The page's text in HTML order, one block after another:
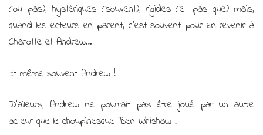
(ou pas), hystériques (souvent), rigides (et pas que) mais,
quand les lecteurs en parlent, c’est souvent pour en revenir à
Charlotte et Andrew…
Et même souvent Andrew !
D’ailleurs, Andrew ne pourrait pas être joué par un autre
acteur que le choupinesque Ben Whishaw !